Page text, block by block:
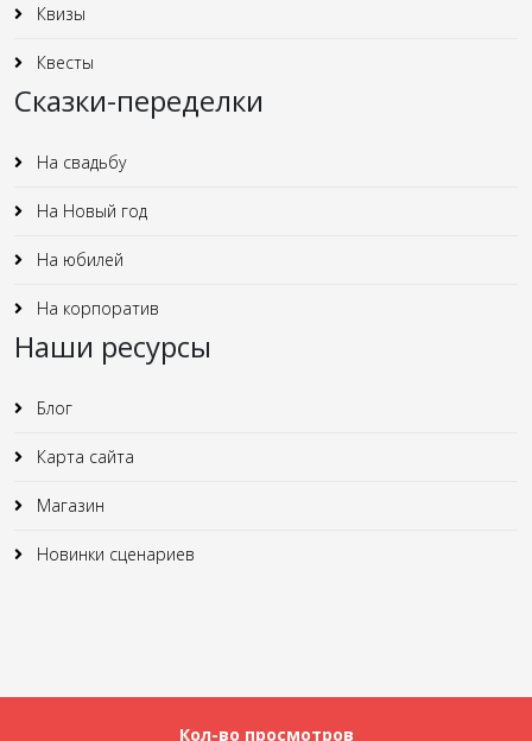
Квизы
Квесты
Сказки-переделки
На свадьбу
На Новый год
На юбилей
На корпоратив
Наши ресурсы
Блог
Карта сайта
Магазин
Новинки сценариев
Кол-во просмотров